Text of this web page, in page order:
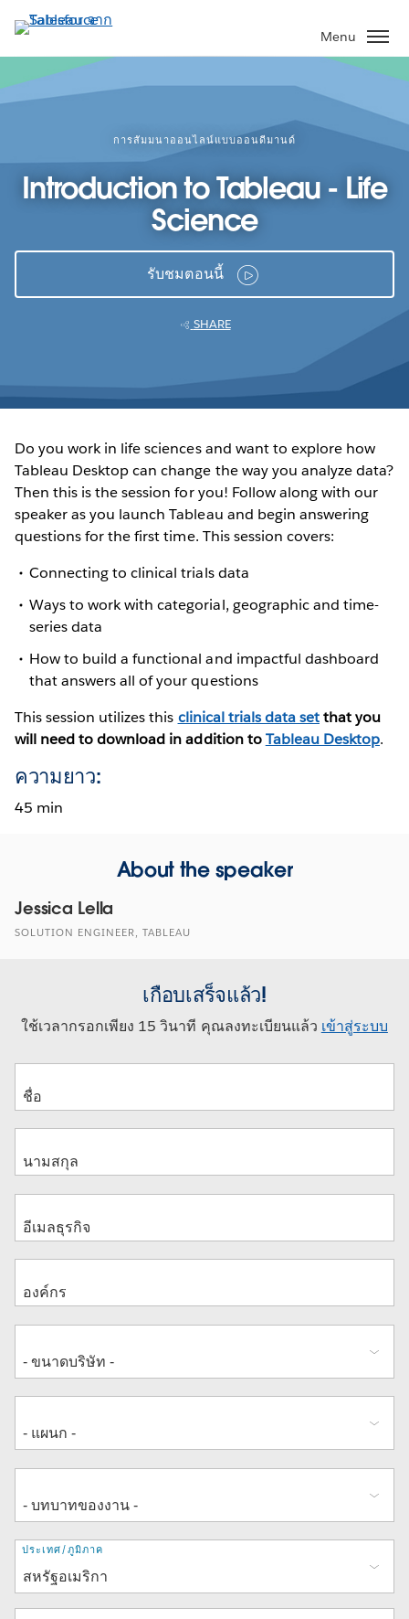
ไป
ที่
เนื้อหา
หลัก
Menu
การสัมมนาออนไลน์แบบออนดีมานด์
Introduction to Tableau - Life
Science
รับชมตอนนี้
SHARE
Do you work in life sciences and want to explore how
Tableau Desktop can change the way you analyze data?
Then this is the session for you! Follow along with our
speaker as you launch Tableau and begin answering
questions for the first time. This session covers:
Connecting to clinical trials data
Ways to work with categorial, geographic and time-
series data
How to build a functional and impactful dashboard
that answers all of your questions
This session utilizes this clinical trials data setthat you
will need to download in addition toTableau Desktop.
ความยาว:
45 min
About the speaker
Jessica Lella
SOLUTION ENGINEER, TABLEAU
เกือบเสร็จแล้ว!
ใช้เวลากรอกเพียง 15 วินาที คุณลงทะเบียนแล้ว เข้าสู่ระบบ
ที่
อยู่
ประเทศ/ภูมิภาค